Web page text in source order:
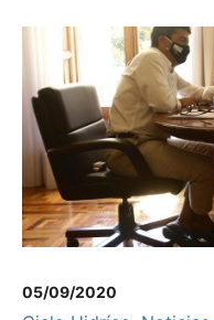
05/09/2020